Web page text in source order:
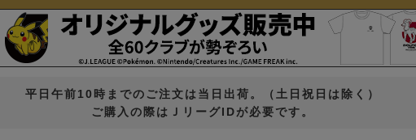
平日午前10時までのご注文は当日出荷。（土日祝日は除く）
ご購入の際はＪリーグIDが必要です。